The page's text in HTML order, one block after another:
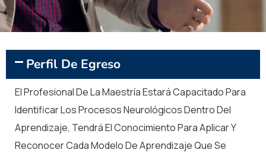
ISEP EMPRENDE
Formación Continua
Formación Adicional Totalmente Optativa Y Sin Costo
Alguno Para Nuestros Alumnos, Que Les Permite
Desarrollar Competencias Para Destacar
Profesionalmente.
Perfil De Egreso
El Profesional De La Maestría Estará Capacitado Para
Identificar Los Procesos Neurológicos Dentro Del
Aprendizaje, Tendrá El Conocimiento Para Aplicar Y
Reconocer Cada Modelo De Aprendizaje Que Se